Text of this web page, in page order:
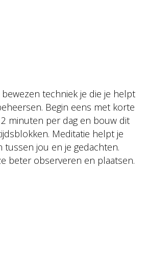
techniek je die je helpt
Begin eens met korte
minuten per dag en bouw dit
Meditatie helpt je
tussen jou en je gedachten.
beter observeren en plaatsen.